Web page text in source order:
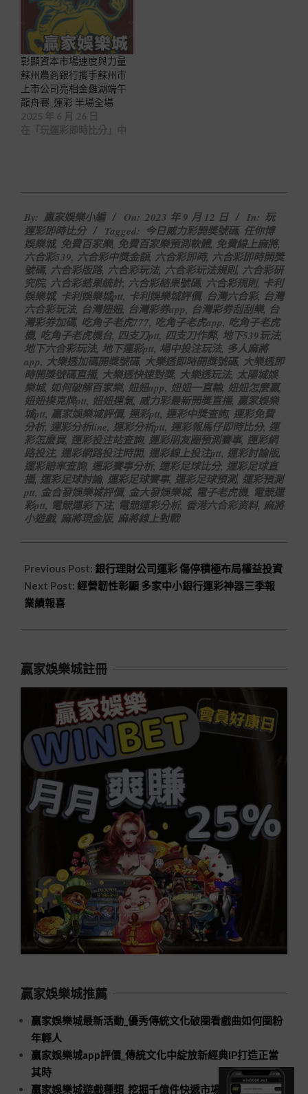
彰顯資本市場速度與力量
蘇州農商銀行攜手蘇州市
上市公司亮相金雞湖端午
龍舟賽_運彩 半場全場
09-
12
By: 贏家娛樂小編 On: 2023 年 9 月 12 日 In: 玩
運彩即時比分
Tagged: 今日威力彩開獎號碼, 任你博
娛樂城, 免費百家樂, 免費百家樂預測軟體, 免費線上麻將,
六合彩539, 六合彩中獎金額, 六合彩即時, 六合彩即時開獎
號碼, 六合彩版路, 六合彩玩法, 六合彩玩法規則, 六合彩研
究院, 六合彩結果統計, 六合彩結果號碼, 六合彩規則, 卡利
娛樂城, 卡利娛樂城ptt, 卡利娛樂城評價, 台灣六合彩, 台灣
六合彩玩法, 台灣妞妞, 台灣彩券app, 台灣彩券刮刮樂, 台
灣彩券加碼, 吃角子老虎777, 吃角子老虎app, 吃角子老虎
機, 吃角子老虎機台, 四支刀ptt, 四支刀作弊, 地下539玩法,
地下六合彩玩法, 地下運彩ptt, 場中投注玩法, 多人麻將
app, 大樂透加碼開獎號碼, 大樂透即時開獎號碼, 大樂透即
時開獎號碼直播, 大樂透快速對獎, 大樂透玩法, 太陽城娛
樂城, 如何破解百家樂, 妞妞app, 妞妞一直輸, 妞妞怎麼贏,
妞妞撲克牌ptt, 妞妞運氣, 威力彩最新開獎直播, 贏家娛樂
城ptt, 贏家娛樂城評價, 運彩ptt, 運彩中獎查詢, 運彩免費
分析, 運彩分析line, 運彩分析ptt, 運彩報馬仔即時比分, 運
彩怎麼買, 運彩投注站查詢, 運彩朋友圈預測賽事, 運彩網
路投注, 運彩網路投注時間, 運彩線上投注ptt, 運彩討論版,
運彩賠率查詢, 運彩賽事分析, 運彩足球比分, 運彩足球直
播, 運彩足球討論, 運彩足球賽事, 運彩足球預測, 運彩預測
ptt, 金合發娛樂城評價, 金大發娛樂城, 電子老虎機, 電競運
彩ptt, 電競運彩下注, 電競運彩分析, 香港六合彩资料, 麻將
小遊戲, 麻將現金版, 麻將線上對戰
Previous Post: 銀行理財公司運彩 傷停積極布局權益投資
Next Post: 經營韌性彰顯 多家中小銀行運彩神器三季報
業績報喜
贏家娛樂城註冊
贏家娛樂城推薦
贏家娛樂城最新活動_優秀傳統文化破圈看戲曲如何圈粉
年輕人
贏家娛樂城app評價_傳統文化中綻放新經典IP打造正當
其時
贏家娛樂城遊戲種類_挖掘千億件快遞市場新空間